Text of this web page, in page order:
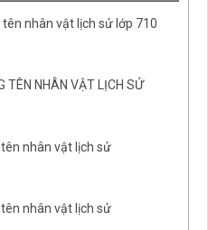
nhân vật lịch sử lớp 710
TÊN NHÂN VẬT LỊCH SỬ
nhân vật lịch sử
nhân vật lịch sử